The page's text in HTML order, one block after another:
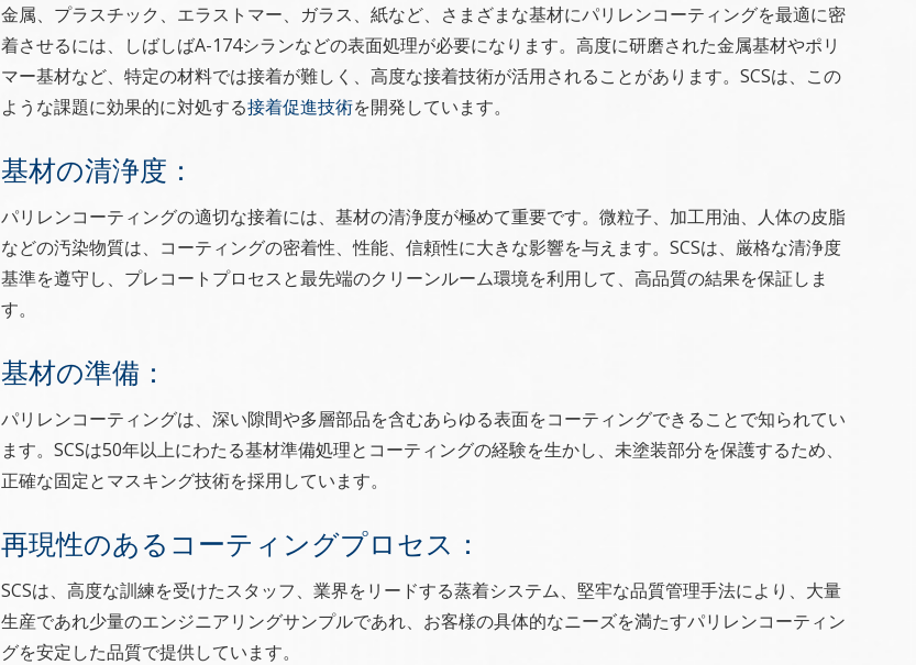
金属、プラスチック、エラストマー、ガラス、紙など、さまざまな基材にパリレンコーティングを最適に密
着させるには、しばしばA-174シランなどの表面処理が必要になります。高度に研磨された金属基材やポリ
マー基材など、特定の材料では接着が難しく、高度な接着技術が活用されることがあります。SCSは、この
ような課題に効果的に対処する接着促進技術を開発しています。
基材の清浄度：
パリレンコーティングの適切な接着には、基材の清浄度が極めて重要です。微粒子、加工用油、人体の皮脂
などの汚染物質は、コーティングの密着性、性能、信頼性に大きな影響を与えます。SCSは、厳格な清浄度
基準を遵守し、プレコートプロセスと最先端のクリーンルーム環境を利用して、高品質の結果を保証しま
す。
基材の準備：
パリレンコーティングは、深い隙間や多層部品を含むあらゆる表面をコーティングできることで知られてい
ます。SCSは50年以上にわたる基材準備処理とコーティングの経験を生かし、未塗装部分を保護するため、
正確な固定とマスキング技術を採用しています。
再現性のあるコーティングプロセス：
SCSは、高度な訓練を受けたスタッフ、業界をリードする蒸着システム、堅牢な品質管理手法により、大量
生産であれ少量のエンジニアリングサンプルであれ、お客様の具体的なニーズを満たすパリレンコーティン
グを安定した品質で提供しています。